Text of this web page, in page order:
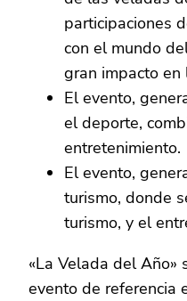
participaciones
con el mundo
gran impacto en
El evento,
el deporte,
entretenimiento.
El evento,
turismo, donde
turismo, y el
«La Velada del Año»
evento de referencia